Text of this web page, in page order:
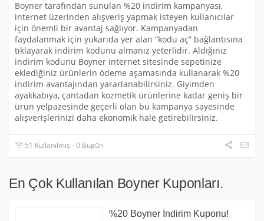
Boyner tarafından sunulan %20 indirim kampanyası,
internet üzerinden alışveriş yapmak isteyen kullanıcılar
için önemli bir avantaj sağlıyor. Kampanyadan
faydalanmak için yukarıda yer alan “kodu aç” bağlantısına
tıklayarak indirim kodunu almanız yeterlidir. Aldığınız
indirim kodunu Boyner internet sitesinde sepetinize
eklediğiniz ürünlerin ödeme aşamasında kullanarak %20
indirim avantajından yararlanabilirsiniz. Giyimden
ayakkabıya, çantadan kozmetik ürünlerine kadar geniş bir
ürün yelpazesinde geçerli olan bu kampanya sayesinde
alışverişlerinizi daha ekonomik hale getirebilirsiniz.
51 Kullanılmış - 0 Bugün
En Çok Kullanılan Boyner Kuponları.
%20 Boyner İndirim Kuponu!